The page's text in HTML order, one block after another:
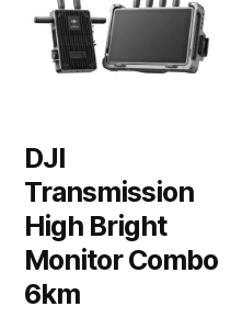
DJI
Transmission
High Bright
Monitor Combo
6km